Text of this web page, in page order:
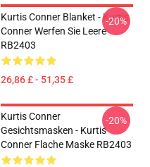
Kurtis Conner Blanket - Kurtis
Conner Werfen Sie Leere
RB2403
26,86 £ - 51,35 £
-20%
Kurtis Conner
Gesichtsmasken - Kurtis
Conner Flache Maske RB2403
-20%